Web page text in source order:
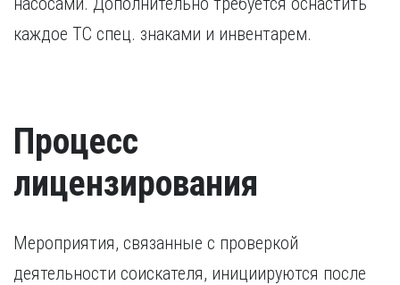
каждое ТС спец. знаками и инвентарем.
Процесс
лицензирования
Мероприятия, связанные с проверкой
деятельности соискателя, инициируются после